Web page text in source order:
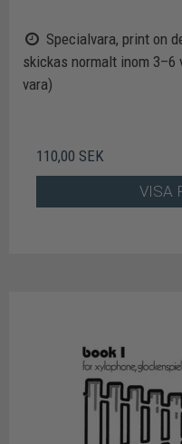
Specialvara, print on
skickas normalt inom 3–6
vara)
110,00 SEK
VISA